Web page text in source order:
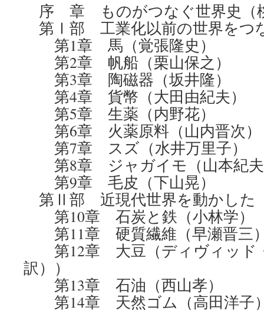
序 章 ものがつなぐ世界史（
第Ⅰ部 工業化以前の世界をつ
第1章 馬（覚張隆史）
第2章 帆船（栗山保之）
第3章 陶磁器（坂井隆）
第4章 貨幣（大田由紀夫）
第5章 生薬（内野花）
第6章 火薬原料（山内晋次）
第7章 スズ（水井万里子）
第8章 ジャガイモ（山本紀
第9章 毛皮（下山晃）
第Ⅱ部 近現代世界を動かした
第10章 石炭と鉄（小林学）
第11章 硬質繊維（早瀬晋三
第12章 大豆（ディヴィッド
訳））
第13章 石油（西山孝）
第14章 天然ゴム（高田洋子